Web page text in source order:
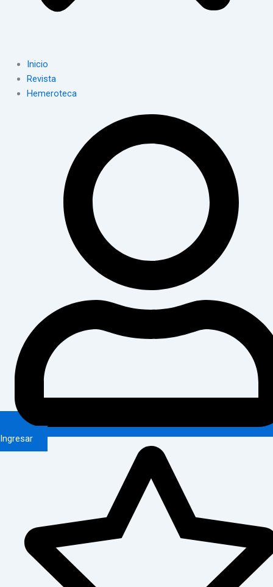
Inicio
Revista
Hemeroteca
Ingresar